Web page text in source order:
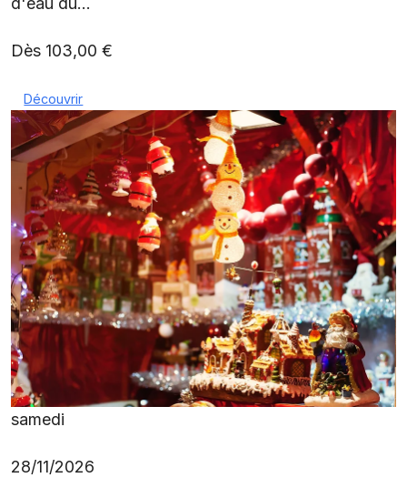
Dès 103,00 €
Découvrir
samedi
28/11/2026